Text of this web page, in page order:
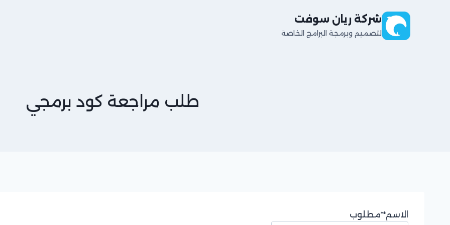
شركة ريان سوفت
لتصميم وبرمجة البرامج الخاصة
طلب مراجعة كود برمجي
الاسم**مطلوب